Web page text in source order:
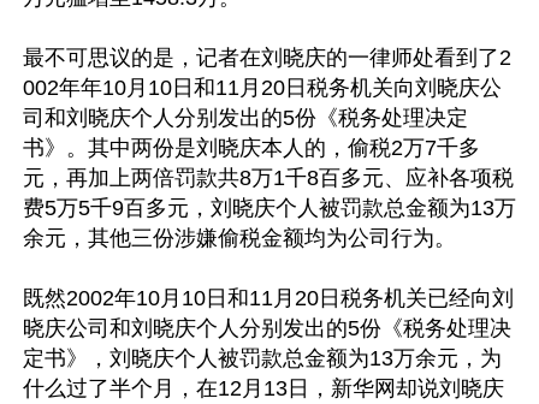
最不可思议的是，记者在刘晓庆的一律师处看到了2
002年年10月10日和11月20日税务机关向刘晓庆公
司和刘晓庆个人分别发出的5份《税务处理决定
书》。其中两份是刘晓庆本人的，偷税2万7千多
元，再加上两倍罚款共8万1千8百多元、应补各项税
费5万5千9百多元，刘晓庆个人被罚款总金额为13万
余元，其他三份涉嫌偷税金额均为公司行为。
既然2002年10月10日和11月20日税务机关已经向刘
晓庆公司和刘晓庆个人分别发出的5份《税务处理决
定书》，刘晓庆个人被罚款总金额为13万余元，为
什么过了半个月，在12月13日，新华网却说刘晓庆